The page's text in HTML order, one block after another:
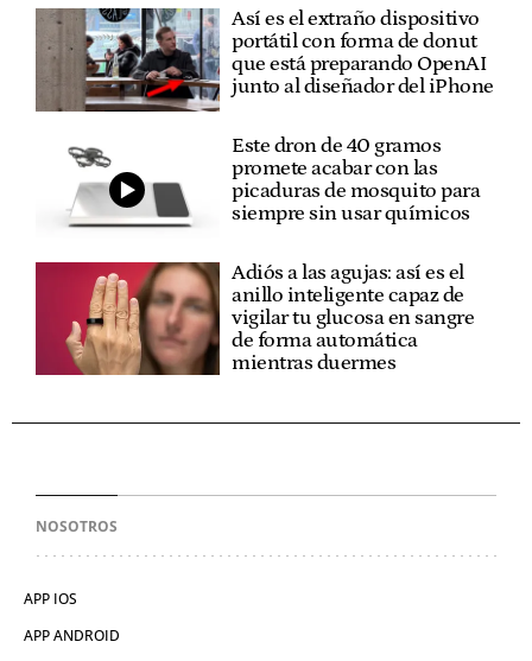
Así es el extraño dispositivo
portátil con forma de donut
que está preparando OpenAI
junto al diseñador del iPhone
Este dron de 40 gramos
promete acabar con las
picaduras de mosquito para
siempre sin usar químicos
Adiós a las agujas: así es el
anillo inteligente capaz de
vigilar tu glucosa en sangre
de forma automática
mientras duermes
NOSOTROS
APP IOS
APP ANDROID